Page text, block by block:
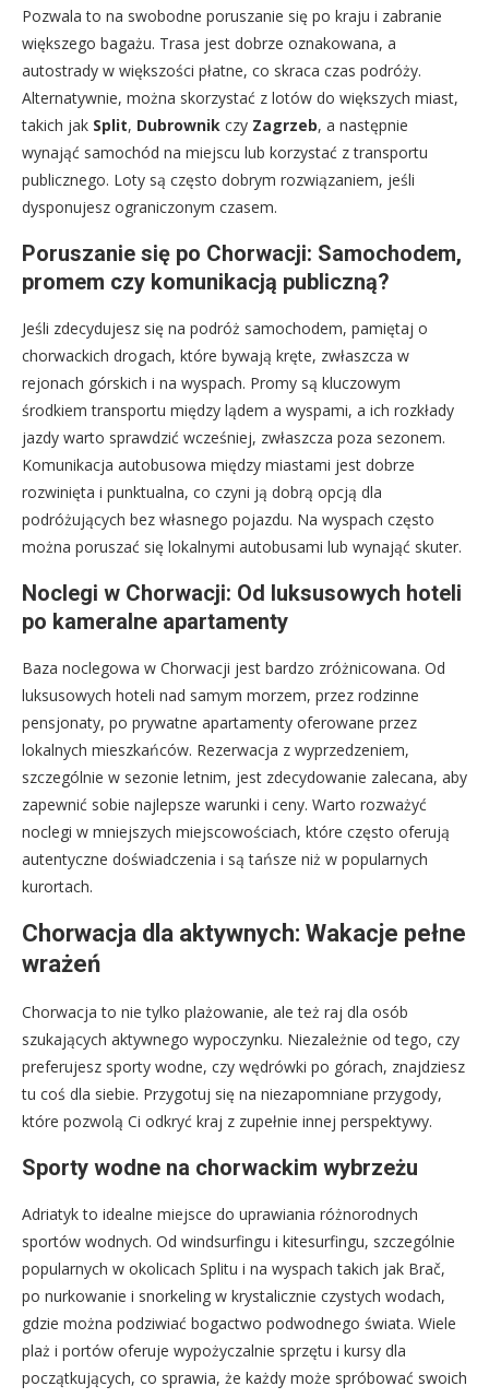
Pozwala to na swobodne poruszanie się po kraju i zabranie
większego bagażu. Trasa jest dobrze oznakowana, a
autostrady w większości płatne, co skraca czas podróży.
Alternatywnie, można skorzystać z lotów do większych miast,
takich jak Split, Dubrownik czy Zagrzeb, a następnie
wynająć samochód na miejscu lub korzystać z transportu
publicznego. Loty są często dobrym rozwiązaniem, jeśli
dysponujesz ograniczonym czasem.
Poruszanie się po Chorwacji: Samochodem,
promem czy komunikacją publiczną?
Jeśli zdecydujesz się na podróż samochodem, pamiętaj o
chorwackich drogach, które bywają kręte, zwłaszcza w
rejonach górskich i na wyspach. Promy są kluczowym
środkiem transportu między lądem a wyspami, a ich rozkłady
jazdy warto sprawdzić wcześniej, zwłaszcza poza sezonem.
Komunikacja autobusowa między miastami jest dobrze
rozwinięta i punktualna, co czyni ją dobrą opcją dla
podróżujących bez własnego pojazdu. Na wyspach często
można poruszać się lokalnymi autobusami lub wynająć skuter.
Noclegi w Chorwacji: Od luksusowych hoteli
po kameralne apartamenty
Baza noclegowa w Chorwacji jest bardzo zróżnicowana. Od
luksusowych hoteli nad samym morzem, przez rodzinne
pensjonaty, po prywatne apartamenty oferowane przez
lokalnych mieszkańców. Rezerwacja z wyprzedzeniem,
szczególnie w sezonie letnim, jest zdecydowanie zalecana, aby
zapewnić sobie najlepsze warunki i ceny. Warto rozważyć
noclegi w mniejszych miejscowościach, które często oferują
autentyczne doświadczenia i są tańsze niż w popularnych
kurortach.
Chorwacja dla aktywnych: Wakacje pełne
wrażeń
Chorwacja to nie tylko plażowanie, ale też raj dla osób
szukających aktywnego wypoczynku. Niezależnie od tego, czy
preferujesz sporty wodne, czy wędrówki po górach, znajdziesz
tu coś dla siebie. Przygotuj się na niezapomniane przygody,
które pozwolą Ci odkryć kraj z zupełnie innej perspektywy.
Sporty wodne na chorwackim wybrzeżu
Adriatyk to idealne miejsce do uprawiania różnorodnych
sportów wodnych. Od windsurfingu i kitesurfingu, szczególnie
popularnych w okolicach Splitu i na wyspach takich jak Brač,
po nurkowanie i snorkeling w krystalicznie czystych wodach,
gdzie można podziwiać bogactwo podwodnego świata. Wiele
plaż i portów oferuje wypożyczalnie sprzętu i kursy dla
początkujących, co sprawia, że każdy może spróbować swoich